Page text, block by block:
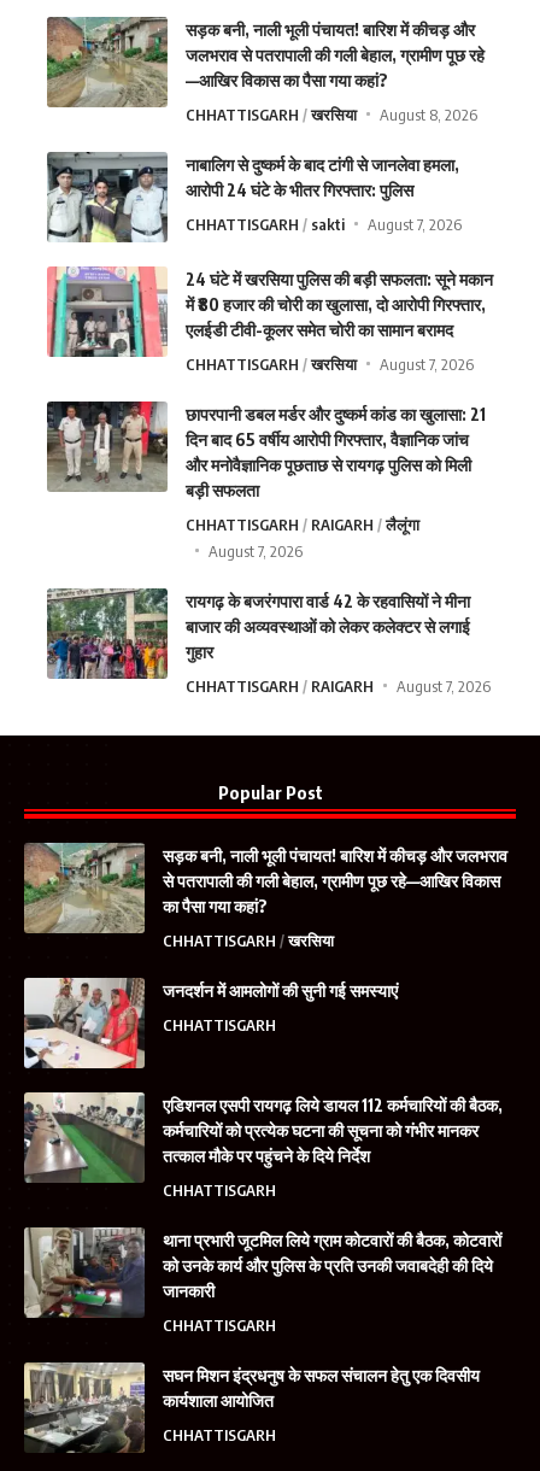
सड़क बनी, नाली भूली पंचायत! बारिश में कीचड़ और
जलभराव से पतरापाली की गली बेहाल, ग्रामीण पूछ रहे
—आखिर विकास का पैसा गया कहां?
CHHATTISGARH खरसिया August 8, 2026
नाबालिग से दुष्कर्म के बाद टांगी से जानलेवा हमला,
आरोपी 24 घंटे के भीतर गिरफ्तार: पुलिस
CHHATTISGARH sakti August 7, 2026
24 घंटे में खरसिया पुलिस की बड़ी सफलता: सूने मकान
में ₹80 हजार की चोरी का खुलासा, दो आरोपी गिरफ्तार,
एलईडी टीवी-कूलर समेत चोरी का सामान बरामद
CHHATTISGARH खरसिया August 7, 2026
छापरपानी डबल मर्डर और दुष्कर्म कांड का खुलासा: 21
दिन बाद 65 वर्षीय आरोपी गिरफ्तार, वैज्ञानिक जांच
और मनोवैज्ञानिक पूछताछ से रायगढ़ पुलिस को मिली
बड़ी सफलता
CHHATTISGARH RAIGARH
लैलूंगा
August 7, 2026
रायगढ़ के बजरंगपारा वार्ड 42 के रहवासियों ने मीना
बाजार की अव्यवस्थाओं को लेकर कलेक्टर से लगाई
गुहार
CHHATTISGARH RAIGARH August 7, 2026
Popular Post
सड़क बनी, नाली भूली पंचायत! बारिश में कीचड़ और जलभराव
से पतरापाली की गली बेहाल, ग्रामीण पूछ रहे—आखिर विकास
का पैसा गया कहां?
CHHATTISGARH खरसिया
जनदर्शन में आमलोगों की सुनी गई समस्याएं
CHHATTISGARH
एडिशनल एसपी रायगढ़ लिये डायल 112 कर्मचारियों की बैठक,
कर्मचारियों को प्रत्येक घटना की सूचना को गंभीर मानकर
तत्काल मौके पर पहुंचने के दिये निर्देश
CHHATTISGARH
थाना प्रभारी जूटमिल लिये ग्राम कोटवारों की बैठक, कोटवारों
को उनके कार्य और पुलिस के प्रति उनकी जवाबदेही की दिये
जानकारी
CHHATTISGARH
सघन मिशन इंद्रधनुष के सफल संचालन हेतु एक दिवसीय
कार्यशाला आयोजित
CHHATTISGARH